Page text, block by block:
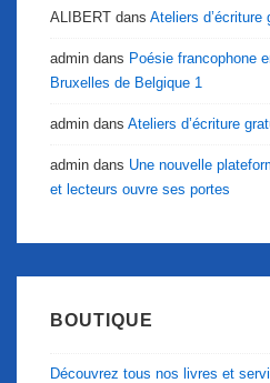
ALIBERT dans Ateliers d’écriture
admin dans Poésie francophone
Bruxelles de Belgique 1
admin dans Ateliers d’écriture
admin dans Une nouvelle
et lecteurs ouvre ses portes
BOUTIQUE
Découvrez tous nos livres et